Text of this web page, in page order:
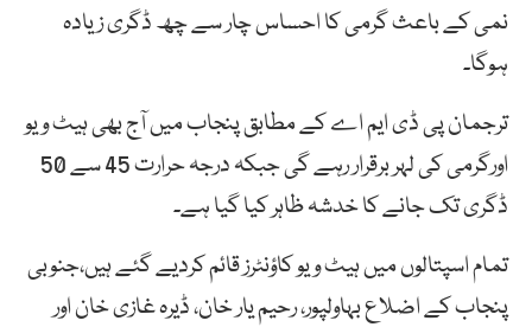
نمی کے باعث گرمی کا احساس چار سے چھ ڈگری زیادہ
ہوگا۔
ترجمان پی ڈی ایم اے کے مطابق پنجاب میں آج بھی ہیٹ ویو
اورگرمی کی لہر برقرار رہے گی جبکہ درجہ حرارت 45 سے 50
ڈگری تک جانے کا خدشہ ظاہر کیا گیا ہے۔
تمام اسپتالوں میں ہیٹ ویو کاؤنٹرز قائم کردیے گئے ہیں،جنوبی
پنجاب کے اضلاع بہاولپور، رحیم یار خان، ڈیرہ غازی خان اور